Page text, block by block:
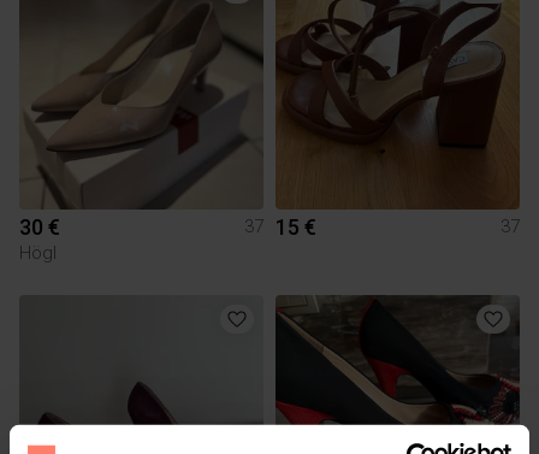
30 €
37
Högl
15 € 37